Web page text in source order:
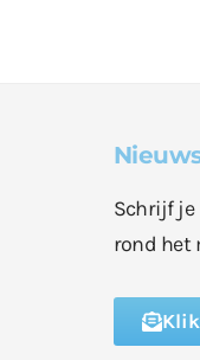
Schrijf je
rond het